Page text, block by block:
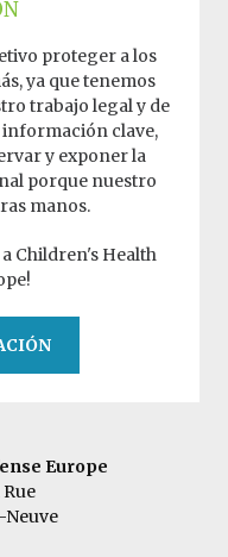
proteger a los
ya que tenemos
trabajo legal y de
clave,
y exponer la
porque nuestro
manos.
Children's Health
Europe
Neuve